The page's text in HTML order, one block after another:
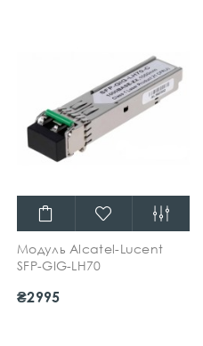
Модуль Alcatel-Lucent
SFP-GIG-LH70
₴2995